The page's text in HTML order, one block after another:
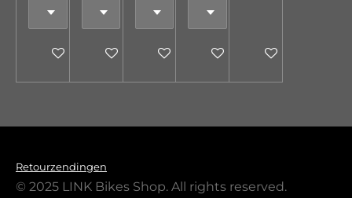
In winkelwagenIn winkelwagenIn winkelwagenIn winkelwagenIn winkelwagen
Retourzendingen
© 2025 LINK Bikes Shop. All rights reserved.